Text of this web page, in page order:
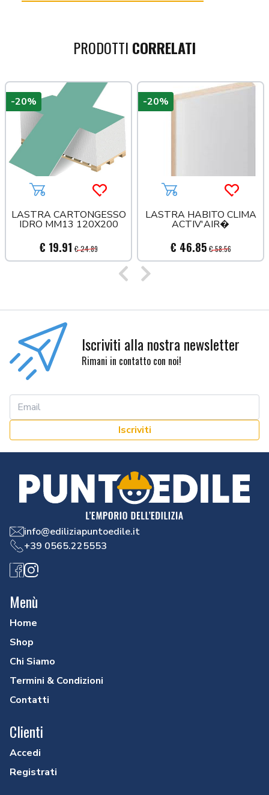
PRODOTTI CORRELATI
più tardi
Aggiungi al carrelloAcquista più tardi
LASTRA CARTONGESSO
IDRO MM13 120X200
€ 19.91 € 24.89
-20%
Aggiungi al carrello
LASTRA HABITO CLIMA
ACTIV'AIR�
€ 46.85 € 58.56
-20%
Iscriviti alla nostra newsletter
Rimani in contatto con noi!
Iscriviti
info@ediliziapuntoedile.it
+39 0565.225553
Facebook
Instagram
Menù
Home
Shop
Chi Siamo
Termini & Condizioni
Contatti
Clienti
Accedi
Registrati